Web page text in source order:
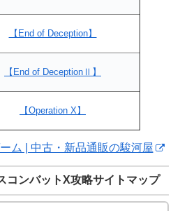
【End of Deception】
【End of DeceptionⅡ】
【Operation X】
ム | 中古・新品通販の駿河屋
コンバットX攻略サイトマップ